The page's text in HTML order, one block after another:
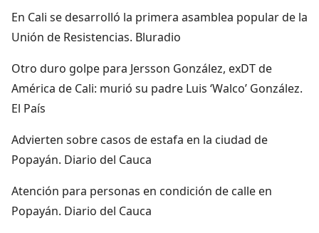
En Cali se desarrolló la primera asamblea popular de la
Unión de Resistencias. Bluradio
Otro duro golpe para Jersson González, exDT de
América de Cali: murió su padre Luis ‘Walco’ González.
El País
Advierten sobre casos de estafa en la ciudad de
Popayán. Diario del Cauca
Atención para personas en condición de calle en
Popayán. Diario del Cauca